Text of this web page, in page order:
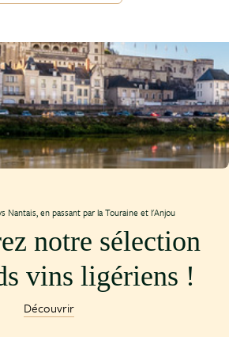
Nantais, en passant par la Touraine et l'Anjou
notre sélection
vins ligériens !
Découvrir